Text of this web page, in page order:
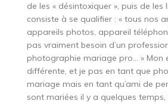
de les « désintoxiquer », puis de les
consiste à se qualifier : « tous nos
appareils photos, appareil
pas vraiment besoin d’un
photographie mariage pro… » Mon
différente, et je pas en tant que
mariage mais en tant qu’ami de
sont mariées il y a quelques